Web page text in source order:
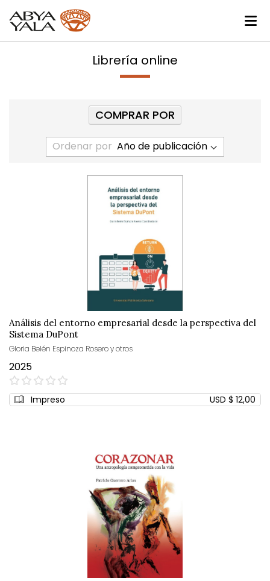
Librería online
Ordenar por
Análisis del entorno empresarial desde la perspectiva del
Sistema DuPont
Gloria Belén Espinoza Rosero y otros
2025
0%
Impreso USD $ 12,00
COMPRAR POR